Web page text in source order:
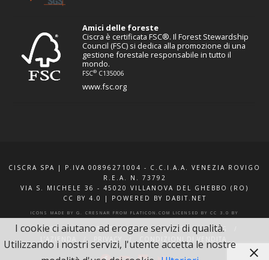
Amici delle foreste
Ciscra è certificata FSC®. Il Forest Stewardship
Council (FSC) si dedica alla promozione di una
gestione forestale responsabile in tutto il
mondo.
FSC® C135006
www.fsc.org
CISCRA SPA | P.IVA 00896271004 - C.C.I.A.A. VENEZIA ROVIGO
R.E.A. N. 73792
VIA S. MICHELE 36 - 45020 VILLANOVA DEL GHEBBO (RO)
CC BY 4.0
| POWERED BY DABIT.NET
ICONS MADE BY G. CRESNAR FROM FLATICON.COM LICENSED BY CC 3.0 BY
F.A.Q. XQUOTE.IT INFO E CONTATTI
BLOG
L’AZIENDA
PRIVACY CONDIZIONI DI VENDITA
I cookie ci aiutano ad erogare servizi di qualità.
Utilizzando i nostri servizi, l'utente accetta le nostre